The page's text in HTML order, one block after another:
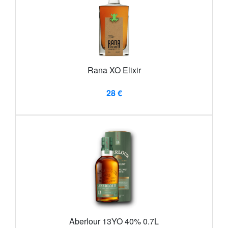
Rana XO Elixir
28 €
Aberlour 13YO 40% 0.7L